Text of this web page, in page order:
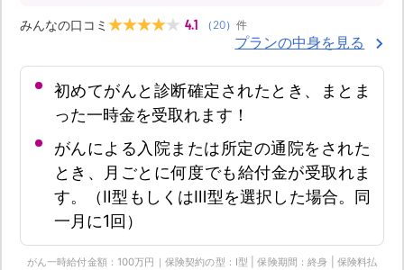
みんなの口コミ 4.1 （ 20） 件
プランの中身を見る
初めてがんと診断確定されたとき、まとま
った一時金を受取れます！
がんによる入院または所定の通院をされた
とき、月ごとに何度でも給付金が受取れま
す。（Ⅱ型もしくはⅢ型を選択した場合。同
一月に1回）
がん一時給付金額：100万円｜保険契約の型：Ⅰ型 | 保険期間：終身 | 保険料払